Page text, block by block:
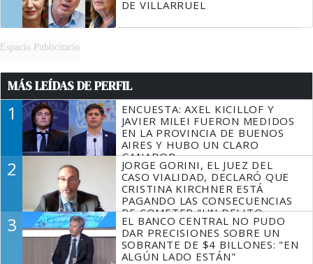
DE VILLARRUEL
Espacio Publicitario
MÁS LEÍDAS DE PERFIL
1
ENCUESTA: AXEL KICILLOF Y
JAVIER MILEI FUERON MEDIDOS
EN LA PROVINCIA DE BUENOS
AIRES Y HUBO UN CLARO
GANADOR
2
JORGE GORINI, EL JUEZ DEL
CASO VIALIDAD, DECLARÓ QUE
CRISTINA KIRCHNER ESTÁ
PAGANDO LAS CONSECUENCIAS
DE COMETER "UN DELITO
COMPROBADO"
3
EL BANCO CENTRAL NO PUDO
DAR PRECISIONES SOBRE UN
SOBRANTE DE $4 BILLONES: "EN
ALGÚN LADO ESTÁN"